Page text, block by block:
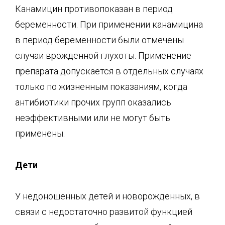
Канамицин противопоказан в период
беременности. При применении канамицина
в период беременности были отмечены
случаи врожденной глухоты. Применение
препарата допускается в отдельных случаях
только по жизненным показаниям, когда
антибиотики прочих групп оказались
неэффективными или не могут быть
применены.
Дети
У недоношенных детей и новорожденных, в
связи с недостаточно развитой функцией